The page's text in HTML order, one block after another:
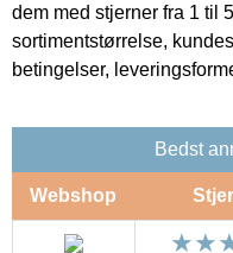
dem med stjerner fra 1 til
sortimentstørrelse,
betingelser,
Bedst
Webshop